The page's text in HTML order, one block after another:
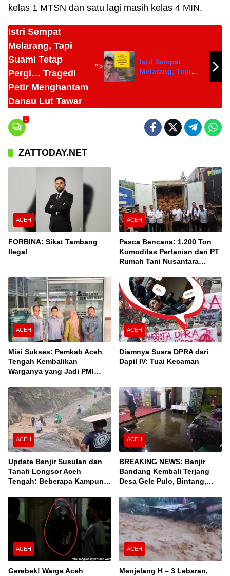
kelas 1 MTSN dan satu lagi masih kelas 4 MIN.
Istri Sempat
Melarang, Tapi
Suami Tetap
Pergi… Tragedi
Petir Menghantam
Danau Lut Tawar
">
Istri Sempat
Melarang, Tapi
Danau Lut Tawar
1
ZATTODAY.NET
ACEH
FORBINA: Sikat Tambang
Ilegal
ACEH
Pasca Bencana: 1.200 Ton
Komoditas Pertanian dari PT
Rumah Tani Nusantara
Pasar Nasional
ACEH
Misi Sukses: Pemkab Aceh
Tengah Kembalikan
Warganya yang Jadi PMI
ACEH
Diamnya Suara DPRA dari
Dapil IV: Tuai Kecaman
ACEH
Update Banjir Susulan dan
Tanah Longsor Aceh
Tengah: Beberapa Kampung
ACEH
BREAKING NEWS: Banjir
Bandang Kembali Terjang
Desa Gele Pulo, Bintang,
ACEH
Gerebek! Warga Aceh
ACEH
Menjelang H – 3 Lebaran,